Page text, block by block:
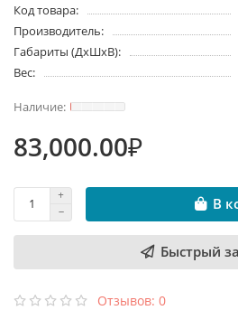
Код товара:
Производитель:
Габариты (ДхШхВ):
Вес:
83,000.00₽
В
Быстрый
Отзывов: 0